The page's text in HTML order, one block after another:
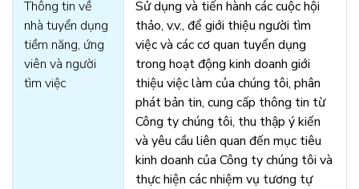
Thông tin về
nhà tuyển dụng
tiềm năng, ứng
viên và người
tìm việc
Sử dụng và tiến hành các cuộc hội
thảo, v.v., để giới thiệu người tìm
việc và các cơ quan tuyển dụng
trong hoạt động kinh doanh giới
thiệu việc làm của chúng tôi, phân
phát bản tin, cung cấp thông tin từ
Công ty chúng tôi, thu thập ý kiến
và yêu cầu liên quan đến mục tiêu
kinh doanh của Công ty chúng tôi và
thực hiện các nhiệm vụ tương tự